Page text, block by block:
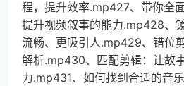
程，提升效率.mp427、带你全
提升视频叙事的能力.mp428、
流畅、更吸引人.mp429、错位
解析.mp430、匹配剪辑：让故
力.mp431、如何找到合适的音